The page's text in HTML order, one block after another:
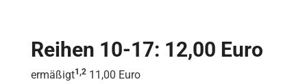
Reihen 10-17: 12,00 Euro
ermäßigt1,2 11,00 Euro